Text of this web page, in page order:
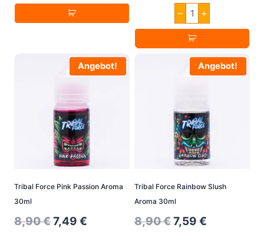
–
Vampire
Vape
Caribbean
Ice
30ml
Menge
+
Angebot!
Tribal Force Pink Passion Aroma
30ml
8,90€Original
7,49 €
Angebot!
Tribal Force Rainbow Slush
Aroma 30ml
8,90€Original
7,59 €